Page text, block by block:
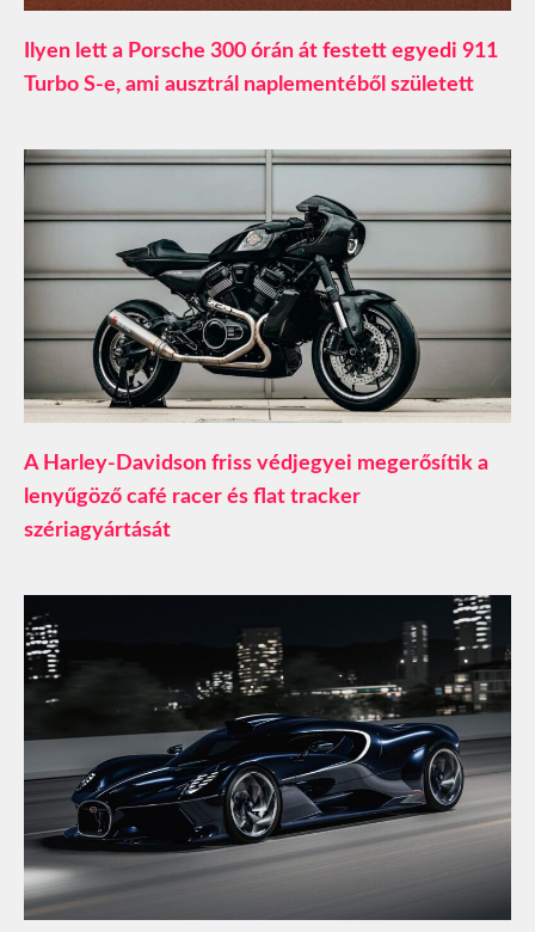
Ilyen lett a Porsche 300 órán át festett egyedi 911
Turbo S-e, ami ausztrál naplementéből született
A Harley-Davidson friss védjegyei megerősítik a
lenyűgöző café racer és flat tracker
szériagyártását